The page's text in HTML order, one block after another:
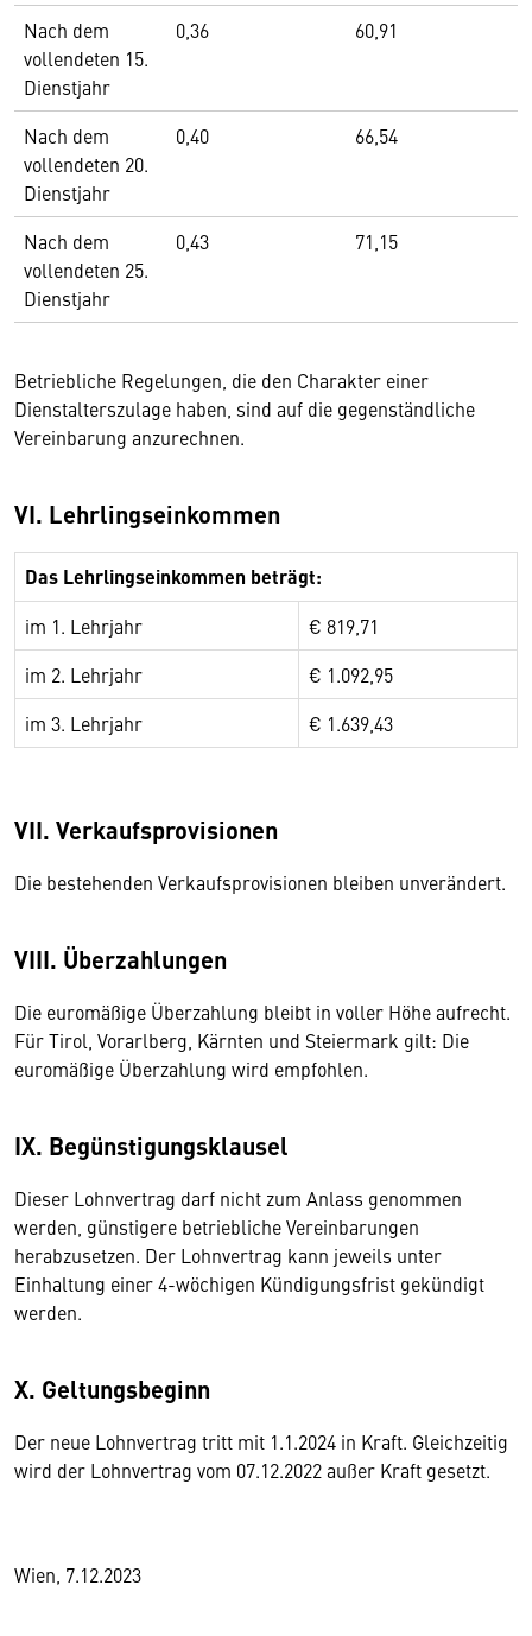
Nach dem
vollendeten 15.
Dienstjahr
0,36 60,91
Nach dem
vollendeten 20.
Dienstjahr
0,40 66,54
Nach dem
vollendeten 25.
Dienstjahr
0,43 71,15
Betriebliche Regelungen, die den Charakter einer
Dienstalterszulage haben, sind auf die gegenständliche
Vereinbarung anzurechnen.
VI. Lehrlingseinkommen
Das Lehrlingseinkommen beträgt:
im 1. Lehrjahr
€ 819,71
im 2. Lehrjahr
€ 1.092,95
im 3. Lehrjahr
€ 1.639,43
VII. Verkaufsprovisionen
Die bestehenden Verkaufsprovisionen bleiben unverändert.
VIII. Überzahlungen
Die euromäßige Überzahlung bleibt in voller Höhe aufrecht.
Für Tirol, Vorarlberg, Kärnten und Steiermark gilt: Die
euromäßige Überzahlung wird empfohlen.
IX. Begünstigungsklausel
Dieser Lohnvertrag darf nicht zum Anlass genommen
werden, günstigere betriebliche Vereinbarungen
herabzusetzen. Der Lohnvertrag kann jeweils unter
Einhaltung einer 4-wöchigen Kündigungsfrist gekündigt
werden.
X. Geltungsbeginn
Der neue Lohnvertrag tritt mit 1.1.2024 in Kraft. Gleichzeitig
wird der Lohnvertrag vom 07.12.2022 außer Kraft gesetzt.
Wien, 7.12.2023